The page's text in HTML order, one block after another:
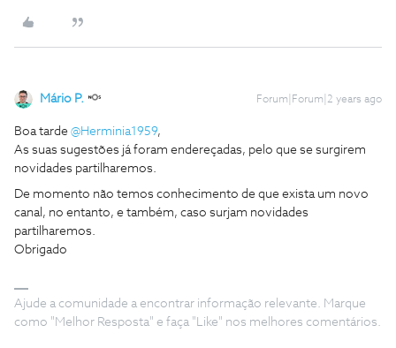
Mário P. Forum|Forum|2 years ago
Boa tarde @Herminia1959,
As suas sugestões já foram endereçadas, pelo que se surgirem
novidades partilharemos.
De momento não temos conhecimento de que exista um novo
canal, no entanto, e também, caso surjam novidades
partilharemos.
Obrigado
Ajude a comunidade a encontrar informação relevante. Marque
como "Melhor Resposta" e faça "Like" nos melhores comentários.